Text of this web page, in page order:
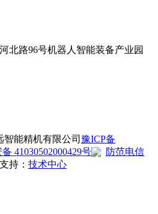
北路96号机器人智能装备产业园
智能精机有限公司 豫ICP备
41030502000429号
防范电信
持： 技术中心